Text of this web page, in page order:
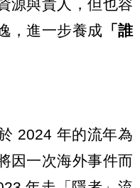
源與貴人，但也容
，進一步養成 「誰
2024 年的流年為
因一次海外事件而